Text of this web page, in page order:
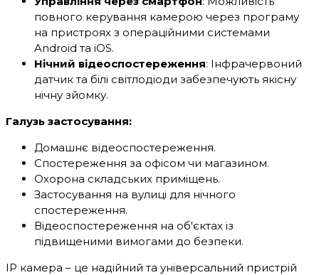
повного керування камерою через програму
на пристроях з операційними системами
Android та iOS.
Нічний відеоспостереження: Інфрачервоний
датчик та білі світлодіоди забезпечують якісну
нічну зйомку.
Галузь застосування:
Домашнє відеоспостереження.
Спостереження за офісом чи магазином.
Охорона складських приміщень.
Застосування на вулиці для нічного
спостереження.
Відеоспостереження на об'єктах із
підвищеними вимогами до безпеки.
IP камера – це надійний та універсальний пристрій